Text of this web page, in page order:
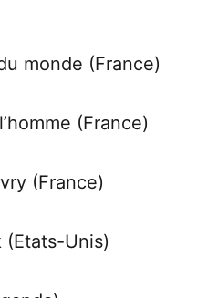
monde (France)
(France)
(France)
Unis)